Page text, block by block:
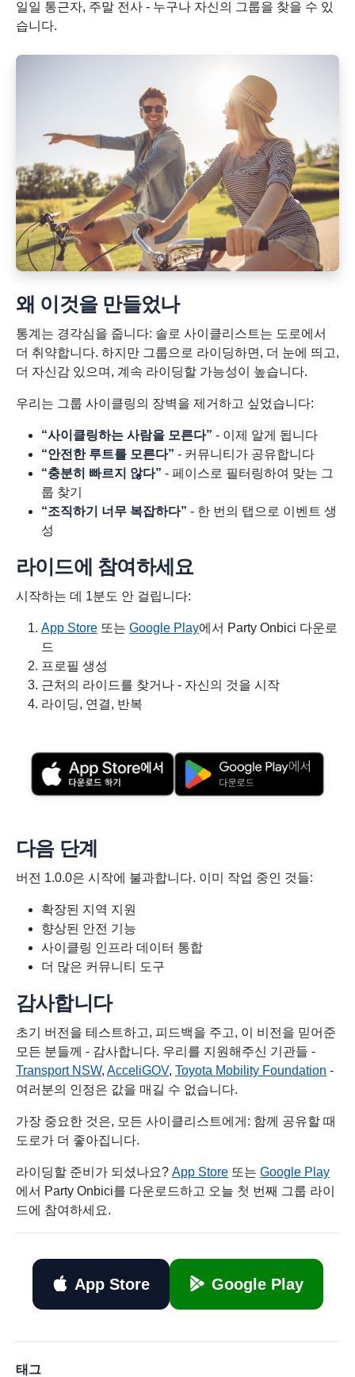
일일 통근자, 주말 전사 - 누구나 자신의 그룹을 찾을 수 있
습니다.
왜 이것을 만들었나
통계는 경각심을 줍니다: 솔로 사이클리스트는 도로에서
더 취약합니다. 하지만 그룹으로 라이딩하면, 더 눈에 띄고,
더 자신감 있으며, 계속 라이딩할 가능성이 높습니다.
우리는 그룹 사이클링의 장벽을 제거하고 싶었습니다:
“사이클링하는 사람을 모른다” - 이제 알게 됩니다
“안전한 루트를 모른다” - 커뮤니티가 공유합니다
“충분히 빠르지 않다” - 페이스로 필터링하여 맞는 그
룹 찾기
“조직하기 너무 복잡하다” - 한 번의 탭으로 이벤트 생
성
라이드에 참여하세요
시작하는 데 1분도 안 걸립니다:
App Store 또는 Google Play에서 Party Onbici 다운로
드
프로필 생성
근처의 라이드를 찾거나 - 자신의 것을 시작
라이딩, 연결, 반복
다음 단계
버전 1.0.0은 시작에 불과합니다. 이미 작업 중인 것들:
확장된 지역 지원
향상된 안전 기능
사이클링 인프라 데이터 통합
더 많은 커뮤니티 도구
감사합니다
초기 버전을 테스트하고, 피드백을 주고, 이 비전을 믿어준
모든 분들께 - 감사합니다. 우리를 지원해주신 기관들 -
Transport NSW, AcceliGOV, Toyota Mobility Foundation -
여러분의 인정은 값을 매길 수 없습니다.
가장 중요한 것은, 모든 사이클리스트에게: 함께 공유할 때
도로가 더 좋아집니다.
라이딩할 준비가 되셨나요? App Store 또는 Google Play
에서 Party Onbici를 다운로드하고 오늘 첫 번째 그룹 라이
드에 참여하세요.
App Store Google Play
태그